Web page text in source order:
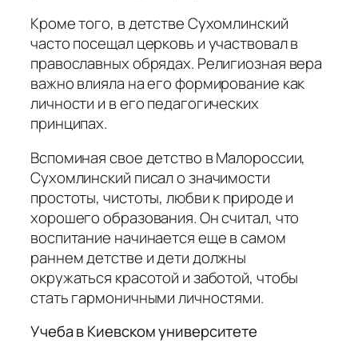
Кроме того, в детстве Сухомлинский
часто посещал церковь и участвовал в
православных обрядах. Религиозная вера
важно влияла на его формирование как
личности и в его педагогических
принципах.
Вспоминая свое детство в Малороссии,
Сухомлинский писал о значимости
простоты, чистоты, любви к природе и
хорошего образования. Он считал, что
воспитание начинается еще в самом
раннем детстве и дети должны
окружаться красотой и заботой, чтобы
стать гармоничными личностями.
Учеба в Киевском университете